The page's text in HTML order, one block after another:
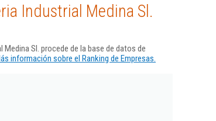
Industrial Medina Sl.
Sl. procede de la base de datos de
información sobre el Ranking de Empresas.